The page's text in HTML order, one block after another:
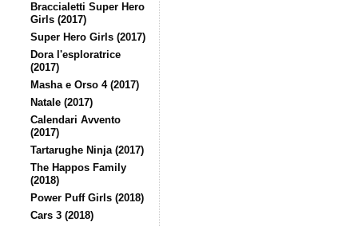
Braccialetti Super Hero
Girls (2017)
Super Hero Girls (2017)
Dora l'esploratrice
(2017)
Masha e Orso 4 (2017)
Natale (2017)
Calendari Avvento
(2017)
Tartarughe Ninja (2017)
The Happos Family
(2018)
Power Puff Girls (2018)
Cars 3 (2018)